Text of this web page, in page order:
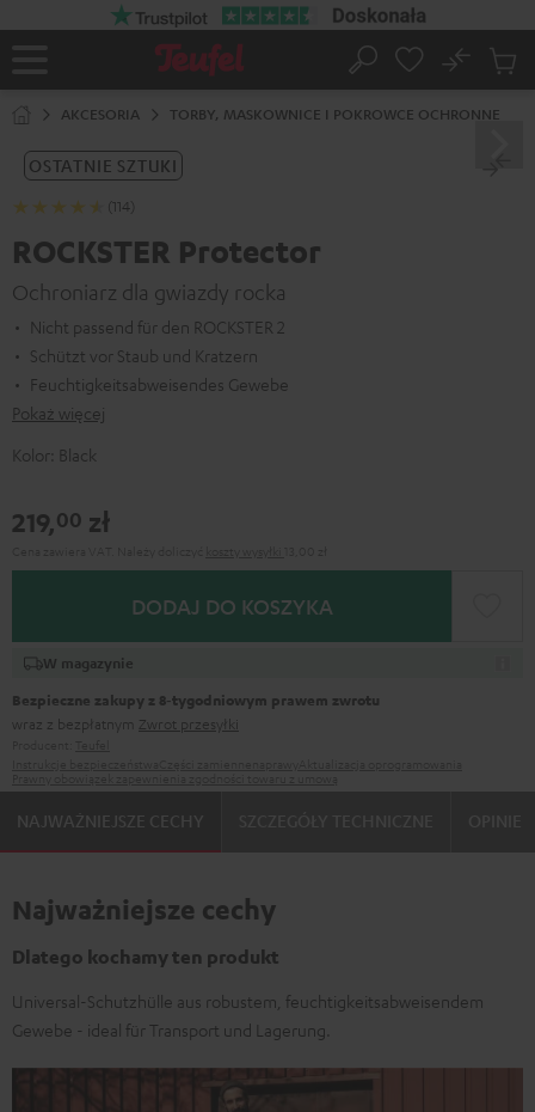
Strona
Szukaj
No
w
AKCESORIA TORBY, MASKOWNICE I POKROWCE OCHRONNE
OSTATNIE SZTUKI
(114)
ROCKSTER Protector
Ochroniarz dla gwiazdy rocka
Nicht passend für den ROCKSTER 2
Schützt vor Staub und Kratzern
Feuchtigkeitsabweisendes Gewebe
Pokaż więcej
Kolor: Black
219,00 zł
DODAJ DO KOSZYKA
W magazynie
Bezpieczne zakupy z 8‑tygodniowym prawem zwrotu
wraz z bezpłatnym Zwrot przesyłki
NAJWAŻNIEJSZE CECHY
Najważniejsze cechy
Dlatego kochamy ten produkt
Universal-Schutzhülle aus robustem, feuchtigkeitsabweisendem
Gewebe - ideal für Transport und Lagerung.